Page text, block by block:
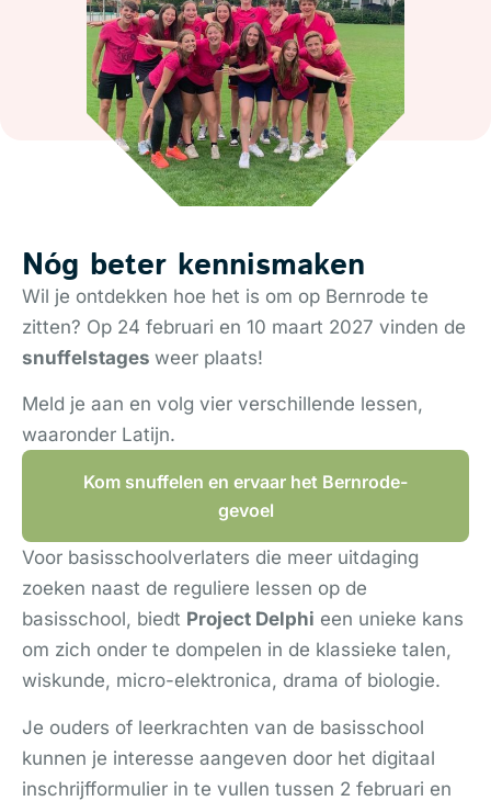
Nóg beter kennismaken
Wil je ontdekken hoe het is om op Bernrode te
zitten? Op 24 februari en 10 maart 2027 vinden de
snuffelstages weer plaats!
Meld je aan en volg vier verschillende lessen,
waaronder Latijn.
Kom snuffelen en ervaar het Bernrode-
gevoel
Voor basisschoolverlaters die meer uitdaging
zoeken naast de reguliere lessen op de
basisschool, biedt Project Delphi een unieke kans
om zich onder te dompelen in de klassieke talen,
wiskunde, micro-elektronica, drama of biologie.
Je ouders of leerkrachten van de basisschool
kunnen je interesse aangeven door het digitaal
inschrijfformulier in te vullen tussen 2 februari en